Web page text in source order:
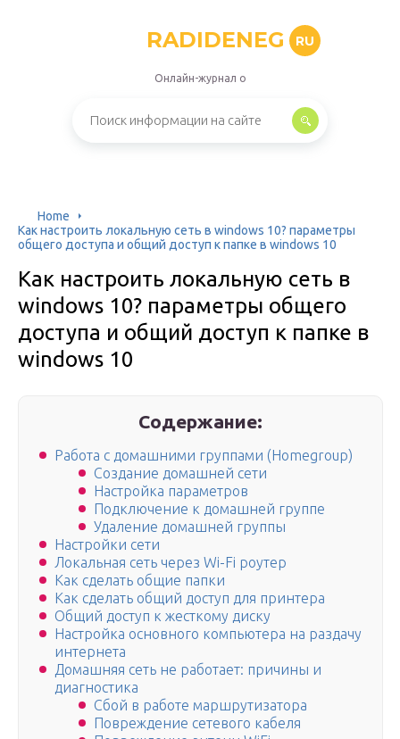
RADIDENEG RU
Онлайн-журнал о
Home
Как настроить локальную сеть в windows 10? параметры
общего доступа и общий доступ к папке в windows 10
Как настроить локальную сеть в
windows 10? параметры общего
доступа и общий доступ к папке в
windows 10
Содержание:
Работа с домашними группами (Homegroup)
Создание домашней сети
Настройка параметров
Подключение к домашней группе
Удаление домашней группы
Настройки сети
Локальная сеть через Wi-Fi роутер
Как сделать общие папки
Как сделать общий доступ для принтера
Общий доступ к жесткому диску
Настройка основного компьютера на раздачу
интернета
Домашняя сеть не работает: причины и
диагностика
Сбой в работе маршрутизатора
Повреждение сетевого кабеля